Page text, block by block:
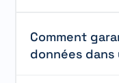
Comment
données dans